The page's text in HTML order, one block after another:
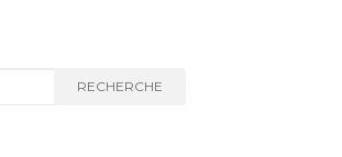
RECHERCHE